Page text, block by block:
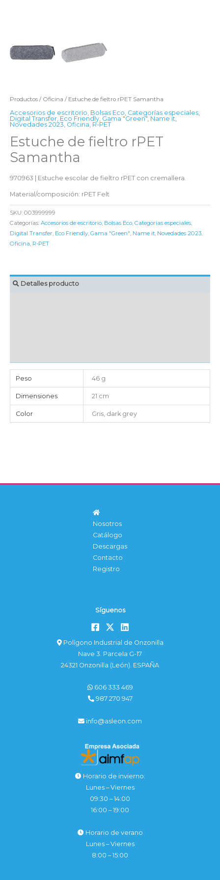
Productos / Oficina / Estuche de fieltro rPET Samantha
Accesorios de escritorio, Bolsas Eco, Categorías especiales,
Digital Transfer, Eco Friendly, Gama "Green", Name it,
Novedades 2023, Oficina, R-PET
Estuche de fieltro rPET
Samantha
970963 | Estuche escolar de fieltro rPET con cremallera.
Material/composición: rPET Felt
SKU: 003999999
Categorías: Accesorios de escritorio, Bolsas Eco, Categorías especiales,
Digital Transfer, Eco Friendly, Gama "Green", Name it, Novedades 2023,
Oficina, R-PET
Detalles producto
Peso 46 g
Dimensiones 21 cm
Color Gris, dark grey
Nosotros
Catálogo
Descargas
Contacto
Registro
Síguenos
Polígono Industrial de Onzonilla
Nave 3. Parcela G-17
24321 Onzonilla (León). ESPAÑA
606 333 469
987 270 947
info@asleon.com
Horario de invierno:
Lunes – Viernes
09:30 – 14:00
16:00 – 19:00
Horario de verano
Lunes – Viernes
8:00 – 15:00